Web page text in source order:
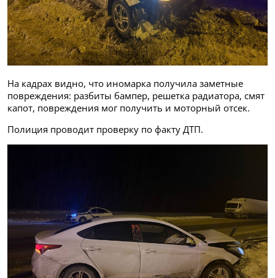
На кадрах видно, что иномарка получила заметные
повреждения: разбиты бампер, решетка радиатора, смят
капот, повреждения мог получить и моторный отсек.
Полиция проводит проверку по факту ДТП.